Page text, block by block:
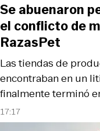
17:17
Las tiendas de
encontraban en un
finalmente terminó
Se abuenaron
el conflicto de
RazasPet